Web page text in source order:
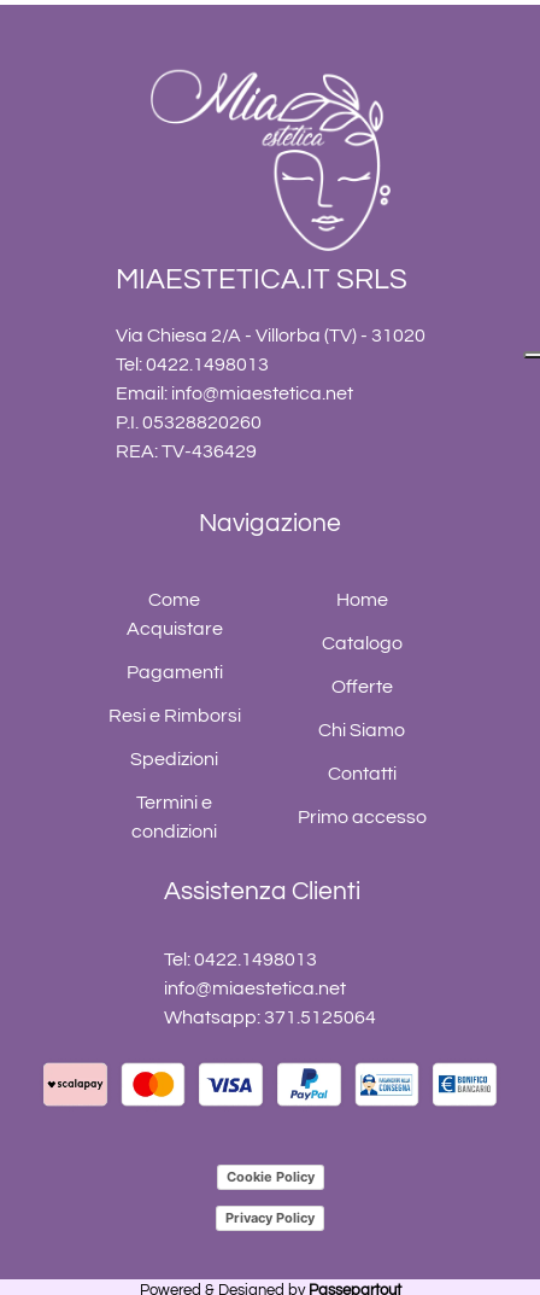
MIAESTETICA.IT SRLS
Via Chiesa 2/A - Villorba (TV) - 31020
Tel: 0422.1498013
Email: info@miaestetica.net
P.I. 05328820260
REA: TV-436429
Navigazione
Come
Acquistare
Pagamenti
Resi e Rimborsi
Spedizioni
Termini e
condizioni
Home
Catalogo
Offerte
Chi Siamo
Contatti
Primo accesso
Assistenza Clienti
Tel: 0422.1498013
info@miaestetica.net
Whatsapp: 371.5125064
Cookie Policy
Privacy Policy
Powered & Designed by Passepartout